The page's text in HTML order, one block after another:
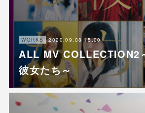
WORKS 2020.09.08 15:00
ALL MV COLLECTION2
彼女たち～